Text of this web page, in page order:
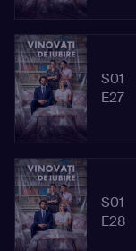
S01
E27
S01
E28